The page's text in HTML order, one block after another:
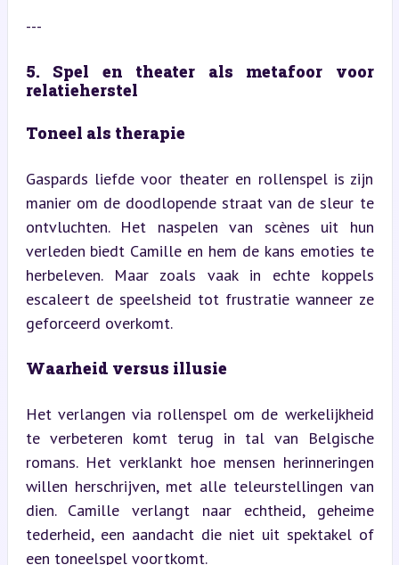
---
5. Spel en theater als metafoor voor
relatieherstel
Toneel als therapie
Gaspards liefde voor theater en rollenspel is zijn
manier om de doodlopende straat van de sleur te
ontvluchten. Het naspelen van scènes uit hun
verleden biedt Camille en hem de kans emoties te
herbeleven. Maar zoals vaak in echte koppels
escaleert de speelsheid tot frustratie wanneer ze
geforceerd overkomt.
Waarheid versus illusie
Het verlangen via rollenspel om de werkelijkheid
te verbeteren komt terug in tal van Belgische
romans. Het verklankt hoe mensen herinneringen
willen herschrijven, met alle teleurstellingen van
dien. Camille verlangt naar echtheid, geheime
tederheid, een aandacht die niet uit spektakel of
een toneelspel voortkomt.